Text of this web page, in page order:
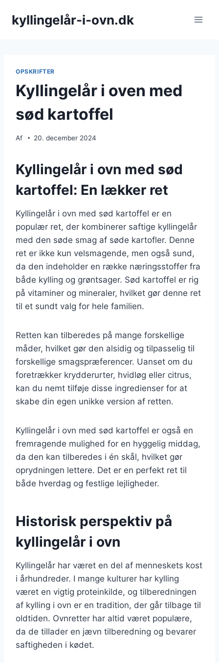
kyllingelår-i-ovn.dk
OPSKRIFTER
Kyllingelår i oven med
sød kartoffel
Af 20. december 2024
Kyllingelår i ovn med sød
kartoffel: En lækker ret
Kyllingelår i ovn med sød kartoffel er en
populær ret, der kombinerer saftige kyllingelår
med den søde smag af søde kartofler. Denne
ret er ikke kun velsmagende, men også sund,
da den indeholder en række næringsstoffer fra
både kylling og grøntsager. Sød kartoffel er rig
på vitaminer og mineraler, hvilket gør denne ret
til et sundt valg for hele familien.
Retten kan tilberedes på mange forskellige
måder, hvilket gør den alsidig og tilpasselig til
forskellige smagspræferencer. Uanset om du
foretrækker krydderurter, hvidløg eller citrus,
kan du nemt tilføje disse ingredienser for at
skabe din egen unikke version af retten.
Kyllingelår i ovn med sød kartoffel er også en
fremragende mulighed for en hyggelig middag,
da den kan tilberedes i én skål, hvilket gør
oprydningen lettere. Det er en perfekt ret til
både hverdag og festlige lejligheder.
Historisk perspektiv på
kyllingelår i ovn
Kyllingelår har været en del af menneskets kost
i århundreder. I mange kulturer har kylling
været en vigtig proteinkilde, og tilberedningen
af kylling i ovn er en tradition, der går tilbage til
oldtiden. Ovnretter har altid været populære,
da de tillader en jævn tilberedning og bevarer
saftigheden i kødet.